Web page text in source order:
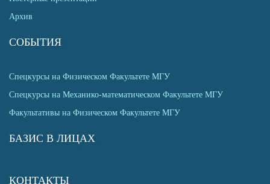
Архив
СОБЫТИЯ
Спецкурсы на Физическом Факультете МГУ
Спецкурсы на Механико-математическом Факультете МГУ
Факультативы на Физическом Факультете МГУ
БАЗИС В ЛИЦАХ
КОНТАКТЫ